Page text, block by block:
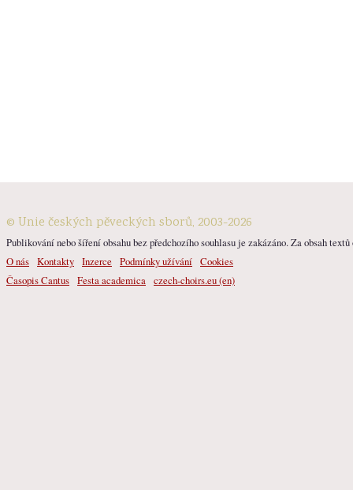
© Unie českých pěveckých sborů, 2003-2026
Publikování nebo šíření obsahu bez předchozího souhlasu je zakázáno. Za obsah
O nás Kontakty Inzerce Podmínky užívání Cookies
Časopis Cantus Festa academica czech-choirs.eu (en)